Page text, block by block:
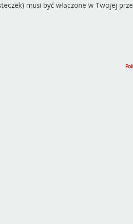
musi być włączone w Twojej